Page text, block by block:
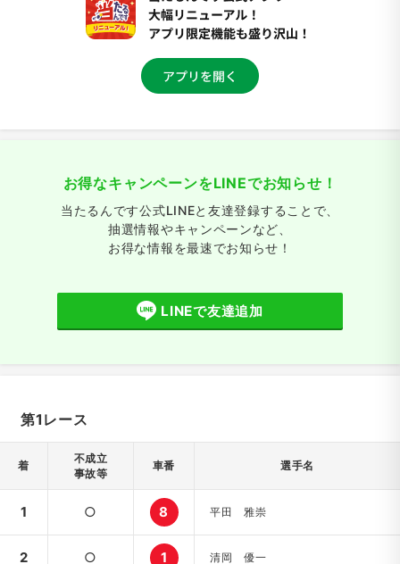
お得なキャンペーンをLINEでお知らせ！
当たるんです公式LINEと友達登録することで、
抽選情報やキャンペーンなど、
お得な情報を最速でお知らせ！
LINEで友達追加
第1レース
着
不成立
事故等
車番 選手名
1 ○ 8 平田 雅崇
2 ○ 1 清岡 優一